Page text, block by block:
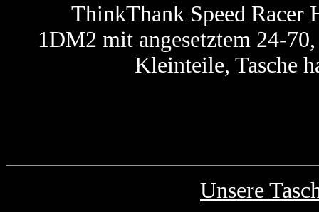
ThinkThank Speed Racer
1DM2 mit angesetztem 24-
Kleinteile, Tasche
Unsere